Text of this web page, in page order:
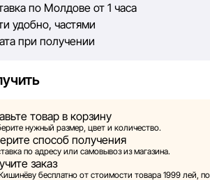
точность всех данных,
ошибок или сбоев. Мы также не
информации на сторонних
оставляет за собой право в
уведомления вносить
свойства товаров.
смоделированными и служат
о товарах предоставляется в
по Молдове от 1 часа
удобно, частями
при получении
товар в корзину
нужный размер, цвет и количество.
способ получения
по адресу или самовывоз из магазина.
заказ
бесплатно от стоимости товара 1999 лей,